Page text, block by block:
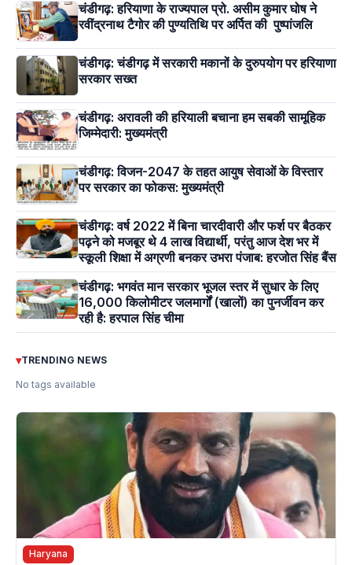
चंडीगढ़: हरियाणा के राज्यपाल प्रो. असीम कुमार घोष ने
रवींद्रनाथ टैगोर की पुण्यतिथि पर अर्पित की पुष्पांजलि
चंडीगढ़: चंडीगढ़ में सरकारी मकानों के दुरुपयोग पर हरियाणा
सरकार सख्त
चंडीगढ़: अरावली की हरियाली बचाना हम सबकी सामूहिक
जिम्मेदारी: मुख्यमंत्री
चंडीगढ़: विजन-2047 के तहत आयुष सेवाओं के विस्तार
पर सरकार का फोकस: मुख्यमंत्री
चंडीगढ़: वर्ष 2022 में बिना चारदीवारी और फर्श पर बैठकर
पढ़ने को मजबूर थे 4 लाख विद्यार्थी, परंतु आज देश भर में
स्कूली शिक्षा में अग्रणी बनकर उभरा पंजाब: हरजोत सिंह बैंस
चंडीगढ़: भगवंत मान सरकार भूजल स्तर में सुधार के लिए
16,000 किलोमीटर जलमार्गों (खालों) का पुनर्जीवन कर
रही है: हरपाल सिंह चीमा
▾TRENDING NEWS
No tags available
Haryana